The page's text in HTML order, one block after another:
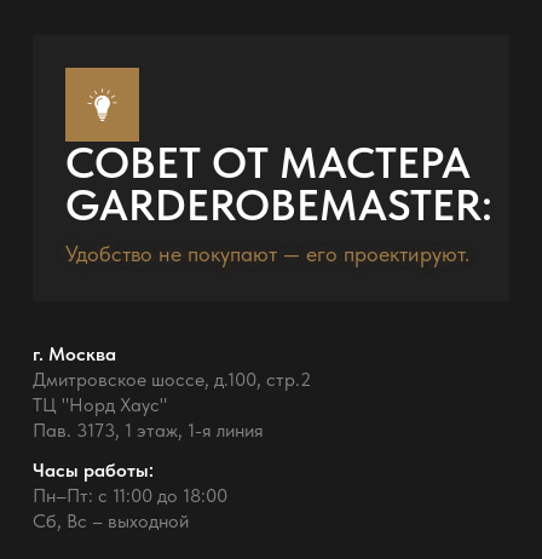
СОВЕТ ОТ МАСТЕРА
GARDEROBEMASTER:
Удобство не покупают — его проектируют.
г. Москва
Дмитровское шоссе, д.100, стр.2
ТЦ "Норд Хаус"
Пав. 3173, 1 этаж, 1-я линия
Часы работы:
Пн–Пт: с 11:00 до 18:00
Сб, Вс – выходной